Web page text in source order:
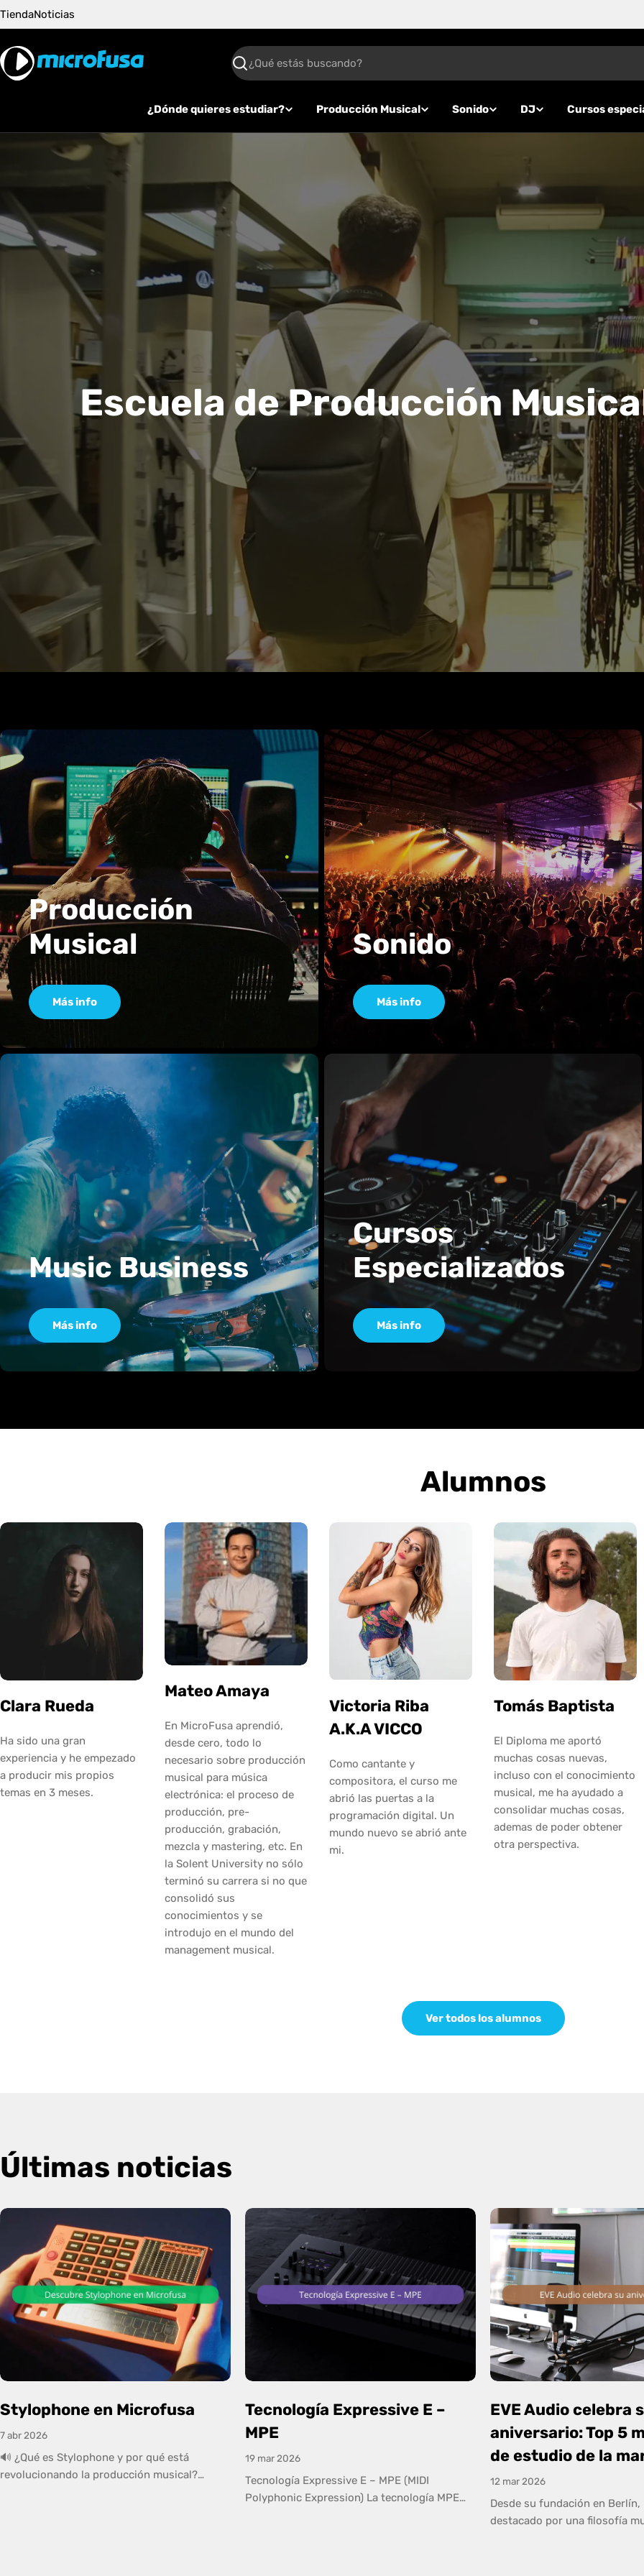
Saltar
TiendaNoticias
Buscar
¿Dónde quieres estudiar? Producción Musical Sonido DJ Cursos
Escuela de Producción
Producción
Musical
Más info
Sonido
Más info
Music Business
Más info
Cursos
Especializados
Más info
Alumnos
Clara Rueda
Ha sido una gran
experiencia y he empezado
a producir mis propios
temas en 3 meses.
Mateo Amaya
En MicroFusa aprendió,
desde cero, todo lo
necesario sobre producción
musical para música
electrónica: el proceso de
producción, pre-
producción, grabación,
mezcla y mastering, etc. En
la Solent University no sólo
terminó su carrera si no que
consolidó sus
conocimientos y se
introdujo en el mundo del
management musical.
Victoria Riba
A.K.A VICCO
Como cantante y
compositora, el curso me
abrió las puertas a la
programación digital. Un
mundo nuevo se abrió ante
mi.
Tomás Baptista
El Diploma me aportó
muchas cosas nuevas,
incluso con el conocimiento
musical, me ha ayudado a
consolidar muchas cosas,
ademas de poder obtener
otra perspectiva.
Ver todos los alumnos
Últimas noticias
Stylophone en Microfusa
7 abr 2026
🔊 ¿Qué es Stylophone y por qué está
revolucionando la producción musical?
Tecnología Expressive E –
MPE
19 mar 2026
Tecnología Expressive E – MPE (MIDI
Polyphonic Expression) La tecnología MPE
EVE Audio celebra
aniversario: Top 5
de estudio de la
12 mar 2026
Desde su fundación en Berlín,
destacado por una filosofía